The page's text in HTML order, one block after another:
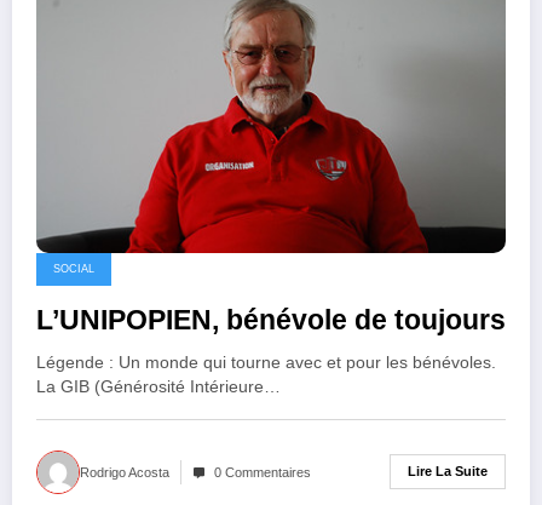
SOCIAL
L’UNIPOPIEN, bénévole de toujours
Légende : Un monde qui tourne avec et pour les bénévoles.
La GIB (Générosité Intérieure…
Rodrigo Acosta 0 Commentaires Lire La Suite